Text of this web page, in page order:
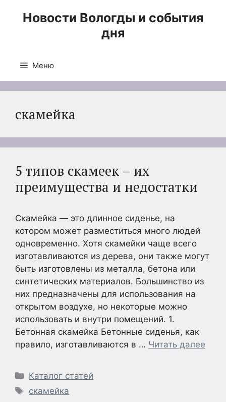
Новости Вологды и события
дня
Меню
скамейка
5 типов скамеек – их
преимущества и недостатки
Скамейка — это длинное сиденье, на
котором может разместиться много людей
одновременно. Хотя скамейки чаще всего
изготавливаются из дерева, они также могут
быть изготовлены из металла, бетона или
синтетических материалов. Большинство из
них предназначены для использования на
открытом воздухе, но некоторые можно
использовать и внутри помещений. 1.
Бетонная скамейка Бетонные сиденья, как
правило, изготавливаются в … Читать далее
Рубрики
Каталог статей
Метки
скамейка